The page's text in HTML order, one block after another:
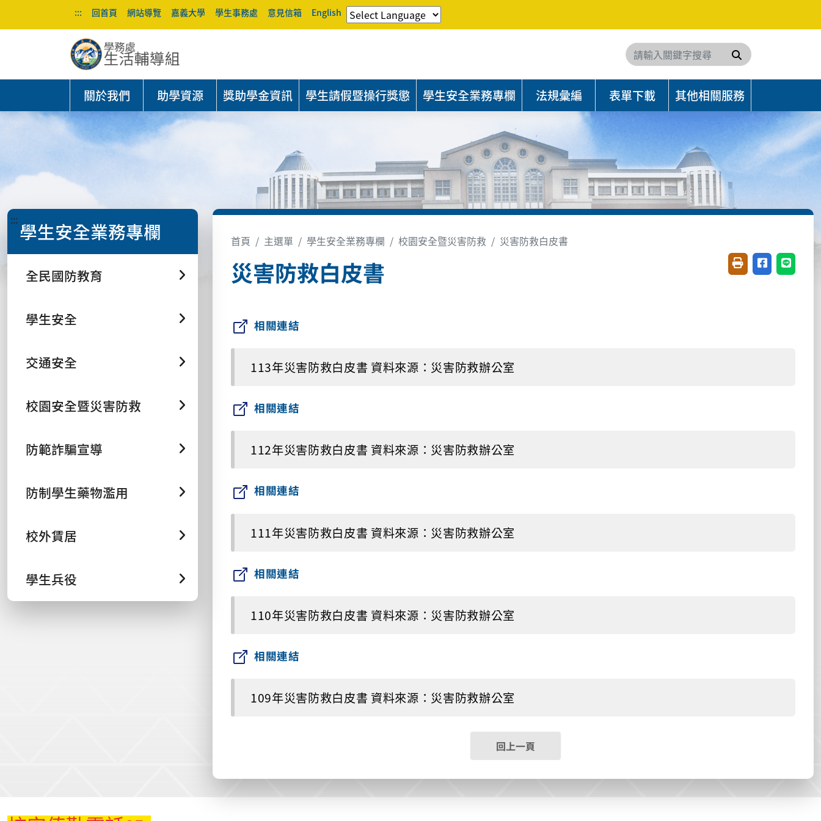
::: 回首頁 網站導覽 嘉義大學 學生事務處 意見信箱 English
搜尋
關於我們 助學資源 獎助學金資訊 學生請假暨操行獎懲 學生安全業務專欄 法規彙編 表單下載 其他相關服務
::: 學生安全業務專欄
全民國防教育
學生安全
交通安全
校園安全暨災害防救
防範詐騙宣導
防制學生藥物濫用
校外賃居
學生兵役
首頁 主選單 學生安全業務專欄 校園安全暨災害防救 災害防救白皮書
災害防救白皮書 友善列印(開新視窗)
分享至臉書(
分享至
相關連結
113年災害防救白皮書 資料來源：災害防救辦公室
相關連結
112年災害防救白皮書 資料來源：災害防救辦公室
相關連結
111年災害防救白皮書 資料來源：災害防救辦公室
相關連結
110年災害防救白皮書 資料來源：災害防救辦公室
相關連結
109年災害防救白皮書 資料來源：災害防救辦公室
回上一頁